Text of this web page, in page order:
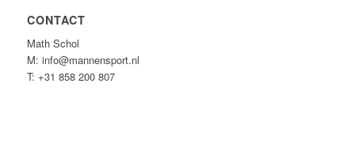
CONTACT
Math Schol
M: info@mannensport.nl
T: +31 858 200 807